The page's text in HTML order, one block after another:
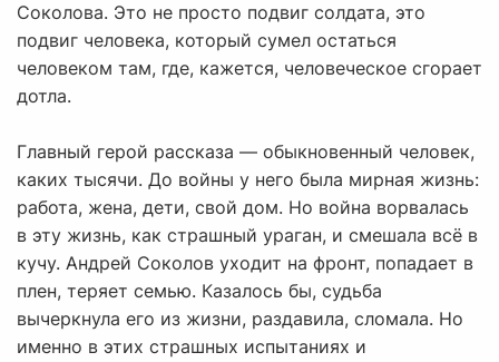
Соколова. Это не просто подвиг солдата, это
подвиг человека, который сумел остаться
человеком там, где, кажется, человеческое сгорает
дотла.
Главный герой рассказа — обыкновенный человек,
каких тысячи. До войны у него была мирная жизнь:
работа, жена, дети, свой дом. Но война ворвалась
в эту жизнь, как страшный ураган, и смешала всё в
кучу. Андрей Соколов уходит на фронт, попадает в
плен, теряет семью. Казалось бы, судьба
вычеркнула его из жизни, раздавила, сломала. Но
именно в этих страшных испытаниях и